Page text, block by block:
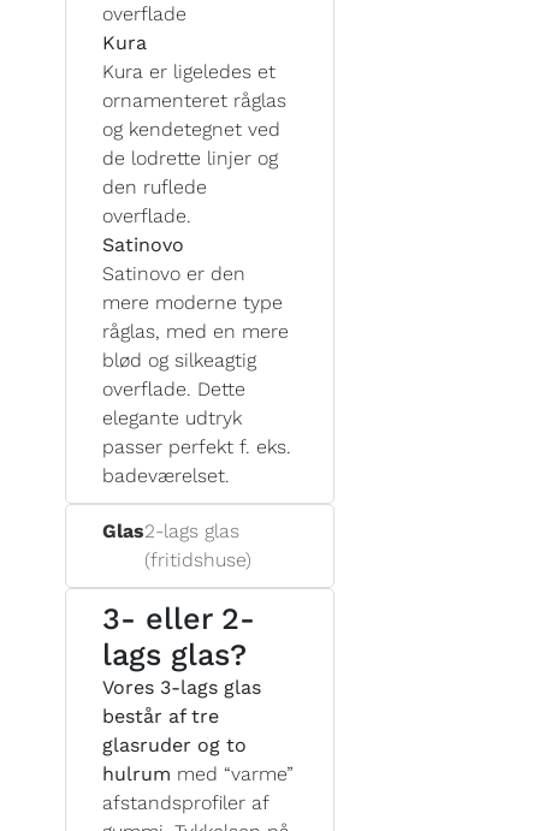
overflade
Kura
Kura er ligeledes et
ornamenteret råglas
og kendetegnet ved
de lodrette linjer og
den ruflede
overflade.
Satinovo
Satinovo er den
mere moderne type
råglas, med en mere
blød og silkeagtig
overflade. Dette
elegante udtryk
passer perfekt f. eks.
badeværelset.
Glas2-lags glas
(fritidshuse)
3- eller 2-
lags glas?
Vores 3-lags glas
består af tre
glasruder og to
hulrum med “varme”
afstandsprofiler af